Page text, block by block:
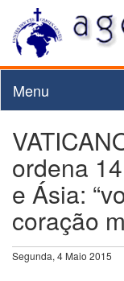
Menu
ordena
e Ásia:
coração
Segunda, 4 Maio 2015